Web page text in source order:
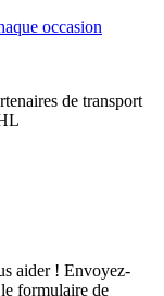
occasion
de transport
aider ! Envoyez-
formulaire de